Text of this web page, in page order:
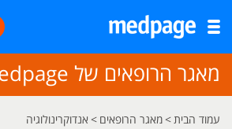
מאגר הרופאים של medpage
עמוד הבית>מאגר הרופאים > אנדוקרינולוגיה